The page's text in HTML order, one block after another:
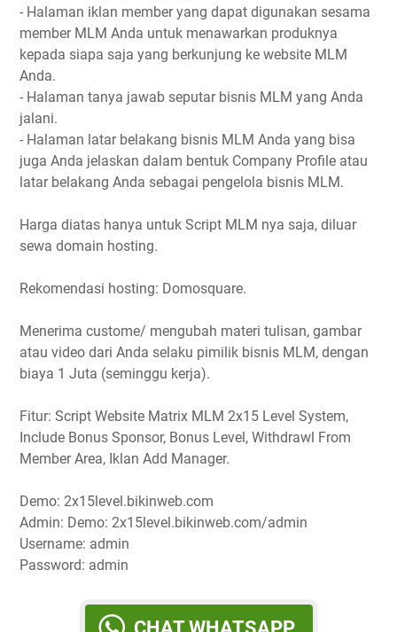
- Halaman iklan member yang dapat digunakan sesama
member MLM Anda untuk menawarkan produknya
kepada siapa saja yang berkunjung ke website MLM
Anda.
- Halaman tanya jawab seputar bisnis MLM yang Anda
jalani.
- Halaman latar belakang bisnis MLM Anda yang bisa
juga Anda jelaskan dalam bentuk Company Profile atau
latar belakang Anda sebagai pengelola bisnis MLM.
Harga diatas hanya untuk Script MLM nya saja, diluar
sewa domain hosting.
Rekomendasi hosting: Domosquare.
Menerima custome/ mengubah materi tulisan, gambar
atau video dari Anda selaku pimilik bisnis MLM, dengan
biaya 1 Juta (seminggu kerja).
Fitur: Script Website Matrix MLM 2x15 Level System,
Include Bonus Sponsor, Bonus Level, Withdrawl From
Member Area, Iklan Add Manager.
Demo: 2x15level.bikinweb.com
Admin: Demo: 2x15level.bikinweb.com/admin
Username: admin
Password: admin